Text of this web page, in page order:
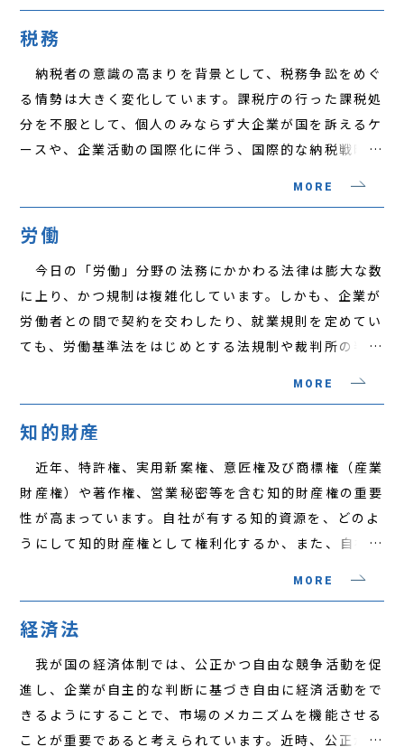
わたっており、当該企業の再生を図る上で、様々な選択
肢の中から最適な手法を選定し、実行するには、倒産法
当事務所は、多数の事業再生案件に関する様々な経験を
蓄積しており、かかる経験や知識を前提に、税務・会計
の専門家とも協働しつつ依頼企業の事業再生の法務サポ
ートを行っています。
す。そのような場合、国や地方公共団体の行政機関から
あるといえます。 行政法は、私法とは異なる特質を
有しており、行政を相手とする紛争処理手続も、私人間
の紛争処理手続と異なる特徴を有しています。したがっ
て、このような案件を取り扱う上で、実務上の経験の裏
打ちされた、行政法及び行政争訟手続の理解が重要とな
ります。当事務所は、行政処分に対する審査請求・取消
訴訟や住民訴訟といった行政争訟に対応した実績を有し
る弁護士も多数所属しています。このような行政法に関
する知見や経験を基に、行政との紛争になる以前の行政
調査に対応する法務サポートも提供しています。 他
方、行政の側からすれば、行政行為が紛争に発展するこ
とを回避するため、行政、とりわけ地方公共団体の内部
で、法律・条例に基づき適切な行政運営を行うための法
務サポートの需要が高まっています。そのような需要
は、行政に対するニーズが多様化し、法規制の内容も複
雑化する中で、適切な行政運営を行うためには、中立的
な外部の視点が必要であるとの認識が一般的になってい
ることに基づいています。当事務所では、自治体法務に
税務
納税者の意識の高まりを背景として、税務争訟をめぐ
る情勢は大きく変化しています。課税庁の行った課税処
分を不服として、個人のみならず大企業が国を訴えるケ
ースや、企業活動の国際化に伴う、国際的な納税戦略に
般には納税者の請求が訴訟において認容されることは稀
であると考えられていましたが、大きく報道された生命
保険年金二重課税訴訟に代表されるように、裁判所が法
令を厳格に解釈して納税者の請求を認め、課税処分を取
り消すケースも増加しています。しかしながら、課税庁
を相手とする税務訴訟が困難なものであることに変わり
はなく、税務に関する諸問題に適切に対応するため、弁
護士は、税務と法律の双方の知識に精通する必要があり
ます。 当事務所には、国税庁に勤務した経験のある
士、国税不服審判所にて審判官としての勤務経験を有す
る弁護士をはじめ、税務に関する知識と経験を有する弁
護士が多く所属しており、税務調査や審査請求・訴訟と
いった争訟手続等への対応など、税務に関する広範な業
務に深い経験とノウハウを蓄積しています。
MORE
労働
今日の「労働」分野の法務にかかわる法律は膨大な数
に上り、かつ規制は複雑化しています。しかも、企業が
労働者との間で契約を交わしたり、就業規則を定めてい
ても、労働基準法をはじめとする法規制や裁判所の判断
や労働委員会など専門行政機関が法違反の有無を判断す
達やガイドラインも頻繁に発出されています。 この
ような多数の法規制や通達、ガイドラインの内容を理解
し、裁判所や専門行政機関の手続に適切に対応するため
には、「労働」分野に精通した弁護士の協力は欠かせま
せん。 当事務所は、「労働」分野にかかわる法規制
や通達、ガイドラインについての最新の情報と、依頼企
業における就業規則その他の社内ルールや実情を踏まえ
バイスを提供し、代理人業務を提供できる体制を整えて
います。
MORE
知的財産
近年、特許権、実用新案権、意匠権及び商標権（産業
財産権）や著作権、営業秘密等を含む知的財産権の重要
性が高まっています。自社が有する知的資源を、どのよ
うにして知的財産権として権利化するか、また、自社が
ると言えます。 同様に、自社の有する知的財産権を
どのような条件で利用許諾を受けるかは、企業経営上の
重要な課題であり、企業活動が国際化する中で、自社の
知的財産権の保護・活用を、グローバルな観点から検討
する必要が生じています。 当事務所では、知的財産
MORE
経済法
我が国の経済体制では、公正かつ自由な競争活動を促
進し、企業が自主的な判断に基づき自由に経済活動をで
きるようにすることで、市場のメカニズムを機能させる
ことが重要であると考えられています。近時、公正かつ